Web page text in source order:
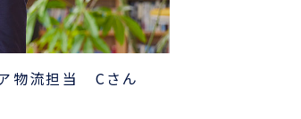
物流担当 Cさん